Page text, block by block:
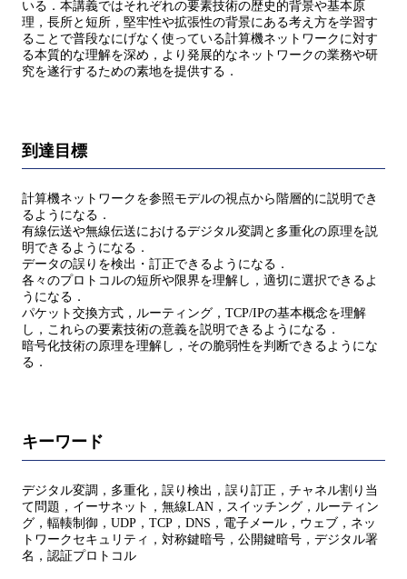
いる．本講義ではそれぞれの要素技術の歴史的背景や基本原
理，長所と短所，堅牢性や拡張性の背景にある考え方を学習す
ることで普段なにげなく使っている計算機ネットワークに対す
る本質的な理解を深め，より発展的なネットワークの業務や研
究を遂行するための素地を提供する．
到達目標
計算機ネットワークを参照モデルの視点から階層的に説明でき
るようになる．
有線伝送や無線伝送におけるデジタル変調と多重化の原理を説
明できるようになる．
データの誤りを検出・訂正できるようになる．
各々のプロトコルの短所や限界を理解し，適切に選択できるよ
うになる．
パケット交換方式，ルーティング，TCP/IPの基本概念を理解
し，これらの要素技術の意義を説明できるようになる．
暗号化技術の原理を理解し，その脆弱性を判断できるようにな
る．
キーワード
デジタル変調，多重化，誤り検出，誤り訂正，チャネル割り当
て問題，イーサネット，無線LAN，スイッチング，ルーティン
グ，輻輳制御，UDP，TCP，DNS，電子メール，ウェブ，ネッ
トワークセキュリティ，対称鍵暗号，公開鍵暗号，デジタル署
名，認証プロトコル